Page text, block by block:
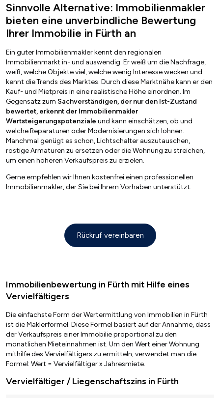
Sinnvolle Alternative: Immobilienmakler
bieten eine unverbindliche Bewertung
Ihrer Immobilie in Fürth an
Ein guter Immobilienmakler kennt den regionalen
Immobilienmarkt in- und auswendig. Er weiß um die Nachfrage,
weiß, welche Objekte viel, welche wenig Interesse wecken und
kennt die Trends des Marktes. Durch diese Marktnähe kann er den
Kauf- und Mietpreis in eine realistische Höhe einordnen. Im
Gegensatz zum Sachverständigen, der nur den Ist-Zustand
bewertet, erkennt der Immobilienmakler
Wertsteigerungspotenziale und kann einschätzen, ob und
welche Reparaturen oder Modernisierungen sich lohnen.
Manchmal genügt es schon, Lichtschalter auszutauschen,
rostige Armaturen zu ersetzen oder die Wohnung zu streichen,
um einen höheren Verkaufspreis zu erzielen.
Gerne empfehlen wir Ihnen kostenfrei einen professionellen
Immobilienmakler, der Sie bei Ihrem Vorhaben unterstützt.
Rückruf vereinbaren
Immobilienbewertung in Fürth mit Hilfe eines
Vervielfältigers
Die einfachste Form der Wertermittlung von Immobilien in Fürth
ist die Maklerformel. Diese Formel basiert auf der Annahme, dass
der Verkaufspreis einer Immobilie proportional zu den
monatlichen Mieteinnahmen ist. Um den Wert einer Wohnung
mithilfe des Vervielfältigers zu ermitteln, verwendet man die
Formel: Wert = Vervielfältiger x Jahresmiete.
Vervielfältiger / Liegenschaftszins in Fürth